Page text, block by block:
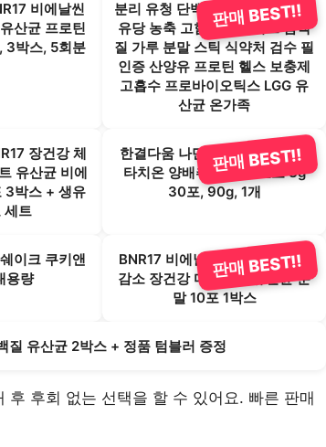
비에날씬
산균 프로틴
3박스, 5회분
분리 유청 단백질 WPI WPC 단백
유당 농축 고함량 다이어트 담백
질 가루 분말 스틱 식약처 검수 필
인증 산양유 프로틴 헬스 보충제
고흡수 프로바이오틱스 LGG 유
산균 온가족
판매 BEST!!
장건강 체
유산균 비에
3박스 + 생유
세트
한결다움 나만의 곡물효소 글루
타치온 양배추 유산균 효소 3g
30포, 90g, 1개
판매 BEST!!
이크 쿠키앤
용량
BNR17 비에날씬 플러스 체지방
감소 장건강 다이어트 유산균 분
말 10포 1박스
판매 BEST!!
질 유산균 2박스 + 정품 텀블러 증정
후 후회 없는 선택을 할 수 있어요. 빠른 판매